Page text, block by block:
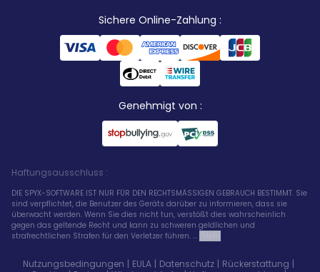
Sichere Online-Zahlung :
Genehmigt von :
Haftungsausschluss :
DIE SPYX-SOFTWARE IST NUR FÜR DEN RECHTSMÄSSIGEN GEBRAUCH BESTIMMT. Sie
sind verpflichtet, die Benutzer des Geräts darüber zu informieren, dass sie
überwacht werden. Wenn Sie dies nicht tun, verstößt dies wahrscheinlich
gegen das geltende Recht und kann zu schweren geldlichen und
strafrechtlichen Strafen für den Verletzer führen. ...
Nutzungsbedingungen | EULA | Datenschutz | Rückerstattung |